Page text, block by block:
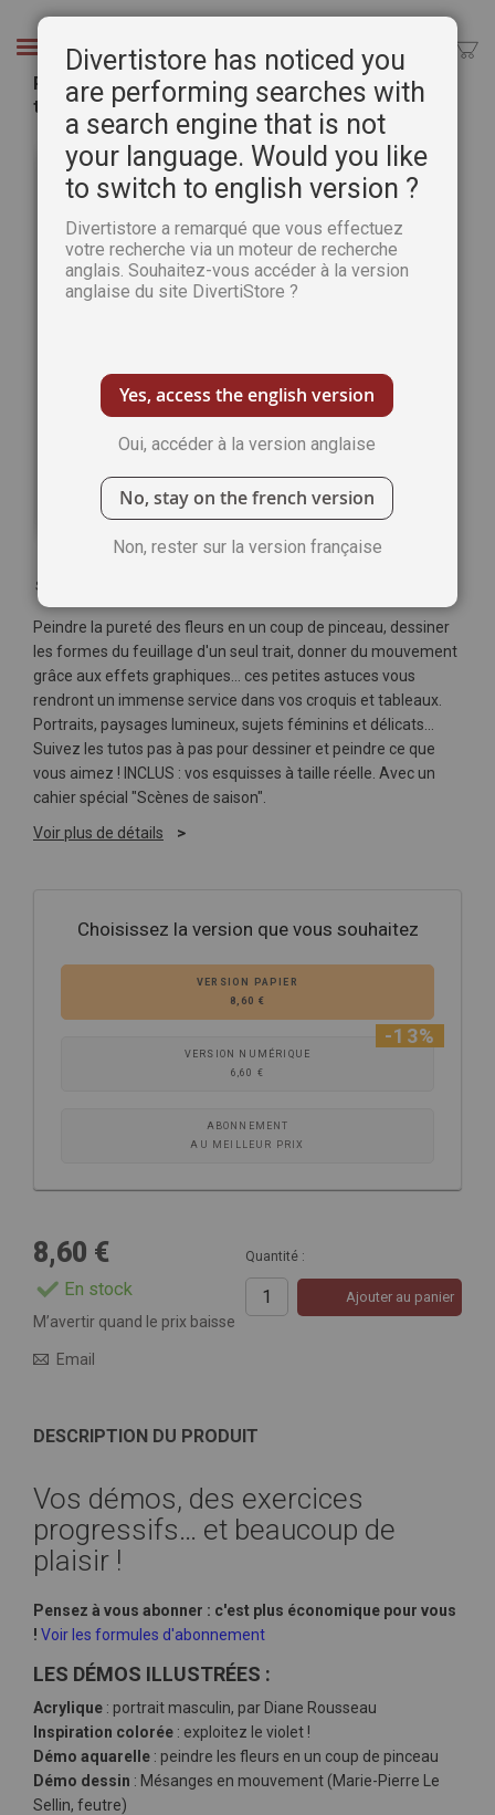
Chercher
Plaisirs de Peindre n°94 - Avec les esquisses à
taille réelle
galerie
d’images
Soyez le premier à commenter ce produit
Peindre la pureté des fleurs en un coup de pinceau, dessiner
les formes du feuillage d'un seul trait, donner du mouvement
grâce aux effets graphiques… ces petites astuces vous
rendront un immense service dans vos croquis et tableaux.
Portraits, paysages lumineux, sujets féminins et délicats…
Suivez les tutos pas à pas pour dessiner et peindre ce que
vous aimez ! INCLUS : vos esquisses à taille réelle. Avec un
cahier spécial "Scènes de saison".
Voir plus de détails
Choisissez la version que vous souhaitez
VERSION PAPIER
8,60 €
VERSION NUMÉRIQUE
6,60 €
-13%
ABONNEMENT
AU MEILLEUR PRIX
8,60 €
En stock
Quantité :
Ajouter au panier
M’avertir quand le prix baisse
Email
DESCRIPTION DU PRODUIT
Vos démos, des exercices
progressifs… et beaucoup de
plaisir !
Pensez à vous abonner : c'est plus économique pour vous
! Voir les formules d'abonnement
LES DÉMOS ILLUSTRÉES :
Acrylique : portrait masculin, par Diane Rousseau
Inspiration colorée : exploitez le violet !
Démo aquarelle : peindre les fleurs en un coup de pinceau
Démo dessin : Mésanges en mouvement (Marie-Pierre Le
Sellin, feutre)
Divertistore has noticed you
are performing searches with
a search engine that is not
your language. Would you like
to switch to english version ?
Divertistore a remarqué que vous effectuez
votre recherche via un moteur de recherche
anglais. Souhaitez-vous accéder à la version
anglaise du site DivertiStore ?
Yes, access the english version
Oui, accéder à la version anglaise
No, stay on the french version
Non, rester sur la version française